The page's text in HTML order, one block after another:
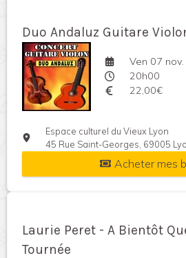
Duo Andaluz Guitare
Ven 07
20h00
22,00€
Espace culturel du Vieux Lyon
45 Rue Saint-Georges, 69005
Acheter mes
Laurie Peret - A Bientôt
Tournée